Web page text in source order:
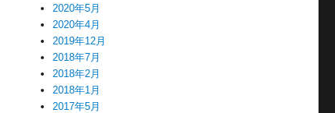
2020年5月
2020年4月
2019年12月
2018年7月
2018年2月
2018年1月
2017年5月